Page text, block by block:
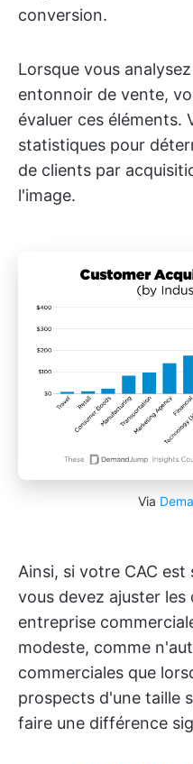
conversion.
Lorsque vous
entonnoir de vente,
évaluer ces éléments.
statistiques pour
de clients par
l'image.
Via
Ainsi, si votre CAC est
vous devez ajuster
entreprise
modeste, comme
commerciales que
prospects d'une taille
faire une différence